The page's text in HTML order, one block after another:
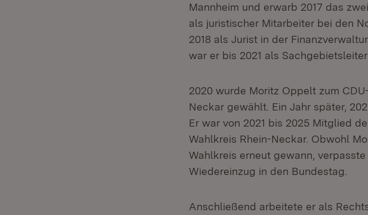
Mannheim und erwarb 2017 das
als juristischer Mitarbeiter bei den
2018 als Jurist in der
war er bis 2021 als
2020 wurde Moritz Oppelt zum
Neckar gewählt. Ein Jahr später,
Er war von 2021 bis 2025 Mitglied
Wahlkreis Rhein-Neckar. Obwohl
Wahlkreis erneut gewann,
Wiedereinzug in den Bundestag.
Anschließend arbeitete er als